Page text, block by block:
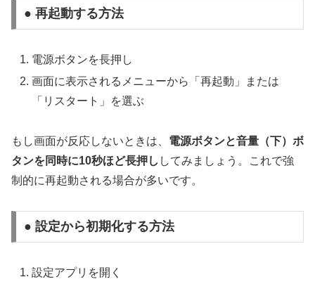
● 再起動する方法
電源ボタンを長押し
画面に表示されるメニューから「再起動」または
「リスタート」を選ぶ
もし画面が反応しないときは、 電源ボタンと音量（下）ボ
タンを同時に10秒ほど長押し してみましょう。これで強
制的に再起動される場合が多いです。
● 設定から初期化する方法
設定アプリを開く